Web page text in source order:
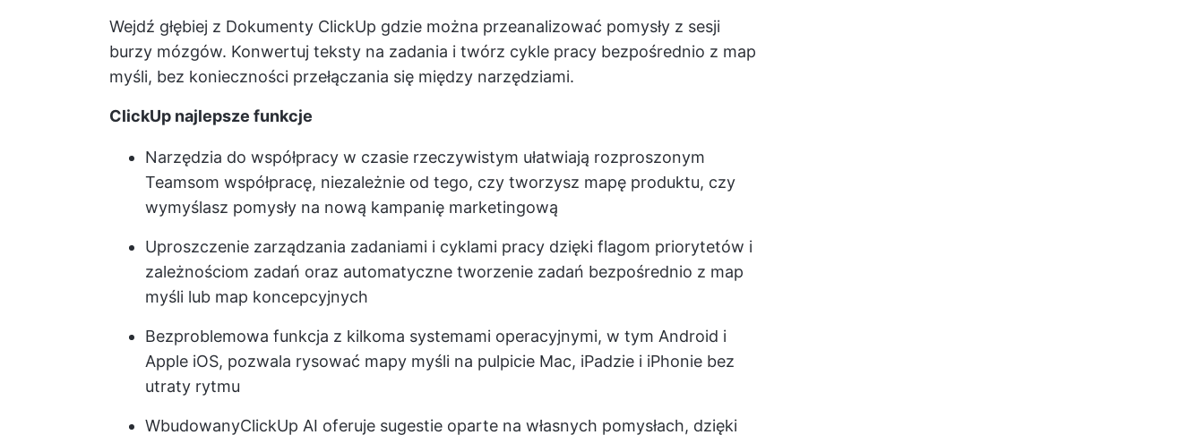
Wejdź głębiej z Dokumenty ClickUp gdzie można przeanalizować pomysły z sesji
burzy mózgów. Konwertuj teksty na zadania i twórz cykle pracy bezpośrednio z map
myśli, bez konieczności przełączania się między narzędziami.
ClickUp najlepsze funkcje
Narzędzia do współpracy w czasie rzeczywistym ułatwiają rozproszonym
Teamsom współpracę, niezależnie od tego, czy tworzysz mapę produktu, czy
wymyślasz pomysły na nową kampanię marketingową
Uproszczenie zarządzania zadaniami i cyklami pracy dzięki flagom priorytetów i
zależnościom zadań oraz automatyczne tworzenie zadań bezpośrednio z map
myśli lub map koncepcyjnych
Bezproblemowa funkcja z kilkoma systemami operacyjnymi, w tym Android i
Apple iOS, pozwala rysować mapy myśli na pulpicie Mac, iPadzie i iPhonie bez
utraty rytmu
WbudowanyClickUp AI oferuje sugestie oparte na własnych pomysłach, dzięki